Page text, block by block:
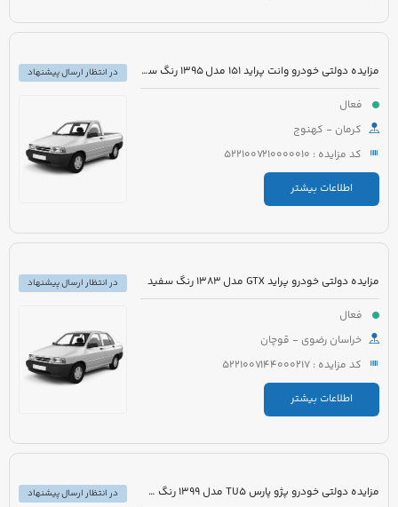
مزایده دولتی خودرو وانت پراید 151 مدل 1395 رنگ سفید
فعال
کرمان - کهنوج
کد مزایده : 5221007210000010
اطلاعات بیشتر
در انتظار ارسال پیشنهاد
مزایده دولتی خودرو پراید GTX مدل 1383 رنگ سفید
فعال
خراسان رضوی - قوچان
کد مزایده : 5221007144000217
اطلاعات بیشتر
در انتظار ارسال پیشنهاد
مزایده دولتی خودرو پژو پارس TU5 مدل 1399 رنگ سفید
در انتظار ارسال پیشنهاد